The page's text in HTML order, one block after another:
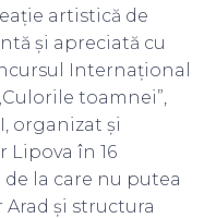
artistică de
și apreciată cu
Internațional
toamnei”,
organizat și
Lipova în 16
la care nu putea
și structura